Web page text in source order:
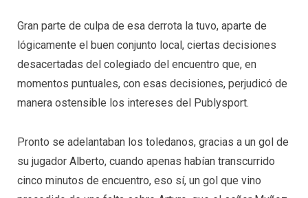
Gran parte de culpa de esa derrota la tuvo, aparte de
lógicamente el buen conjunto local, ciertas decisiones
desacertadas del colegiado del encuentro que, en
momentos puntuales, con esas decisiones, perjudicó de
manera ostensible los intereses del Publysport.
Pronto se adelantaban los toledanos, gracias a un gol de
su jugador Alberto, cuando apenas habían transcurrido
cinco minutos de encuentro, eso sí, un gol que vino